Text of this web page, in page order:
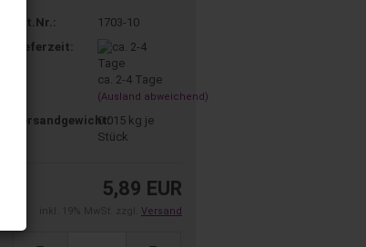
Art.Nr.:
1703-10
Lieferzeit:
ca. 2-4 Tage
(Ausland abweichend)
Versandgewicht:0.015kg je
Stück
5,89 EUR
Versand